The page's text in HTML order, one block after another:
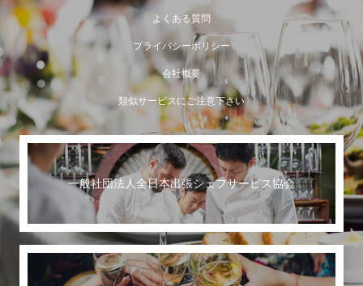
世界に誇る日本のおもてなし
よくある質問
プライバシーポリシー
会社概要
類似サービスにご注意下さい
一般社団法人全日本出張シェフサービス協会